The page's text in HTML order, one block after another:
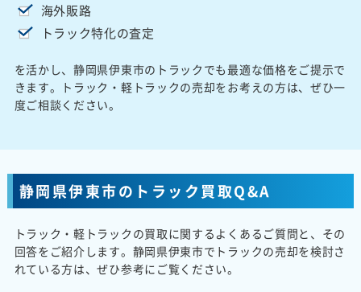
海外販路
トラック特化の査定
を活かし、静岡県伊東市のトラックでも最適な価格をご提示で
きます。トラック・軽トラックの売却をお考えの方は、ぜひ一
度ご相談ください。
静岡県伊東市のトラック買取Q&A
トラック・軽トラックの買取に関するよくあるご質問と、その
回答をご紹介します。静岡県伊東市でトラックの売却を検討さ
れている方は、ぜひ参考にご覧ください。